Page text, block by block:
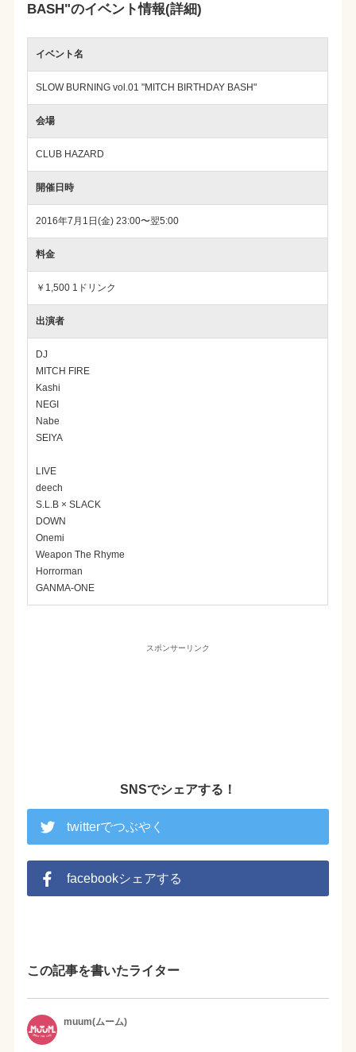
BASH"のイベント情報(詳細)
イベント名
SLOW BURNING vol.01 "MITCH BIRTHDAY BASH"
会場
CLUB HAZARD
開催日時
2016年7月1日(金) 23:00〜翌5:00
料金
￥1,500 1ドリンク
出演者
DJ
MITCH FIRE
Kashi
NEGI
Nabe
SEIYA
LIVE
deech
S.L.B × SLACK
DOWN
Onemi
Weapon The Rhyme
Horrorman
GANMA-ONE
スポンサーリンク
SNSでシェアする！
twitterでつぶやく
facebookシェアする
この記事を書いたライター
muum(ムーム)